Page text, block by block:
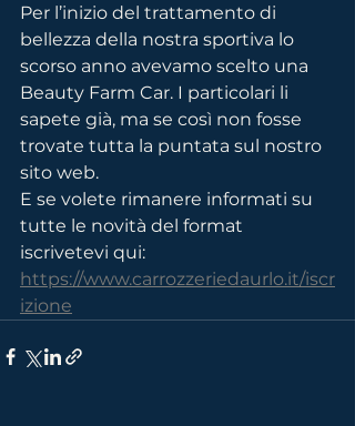
Per l’inizio del trattamento di
bellezza della nostra sportiva lo
scorso anno avevamo scelto una
Beauty Farm Car. I particolari li
sapete già, ma se così non fosse
trovate tutta la puntata sul nostro
sito web.
E se volete rimanere informati su
tutte le novità del format
iscrivetevi qui:
https://www.carrozzeriedaurlo.it/iscr
izione